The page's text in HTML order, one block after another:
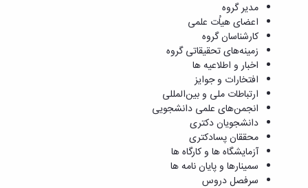
ریاست
دانشکده
روسای
پیشین
افتخارات
آلبوم
عکس
اطلاعات
تماس
سازمان
دانشکده
معاونت
آموزشی
فرم
ها
و
آئین
نامه
ها
آیین‌نامه‌های
معاونت
آموزشی
تحصیلات
تکمیلی
فرم
ها
هفته
پژوهش
کارگاه ها
آزمایشگاه
گروه
برق
گروه
عمران
گروه
مکانیک
گروه
اساتید
دانشکده
اساتید
بازنشسته
کارکنان
دانشکده
مهندسی
آموزشی
مهندسی
برق
مهندسی
مواد
مهندسی
عمران
مهندسی
صنایع
مدیر گروه
اعضای هیاُت علمی
کارشناسان گروه
زمینه‌های تحقیقاتی گروه
اخبار و اطلاعیه ها
افتخارات و جوایز
ارتباطات ملی و بین‌المللی
انجمن‌های علمی دانشجویی
دانشجویان دکتری
محققان پسادکتری
آزمایشگاه ها و کارگاه ها
سمینارها و پایان نامه ها
سرفصل دروس